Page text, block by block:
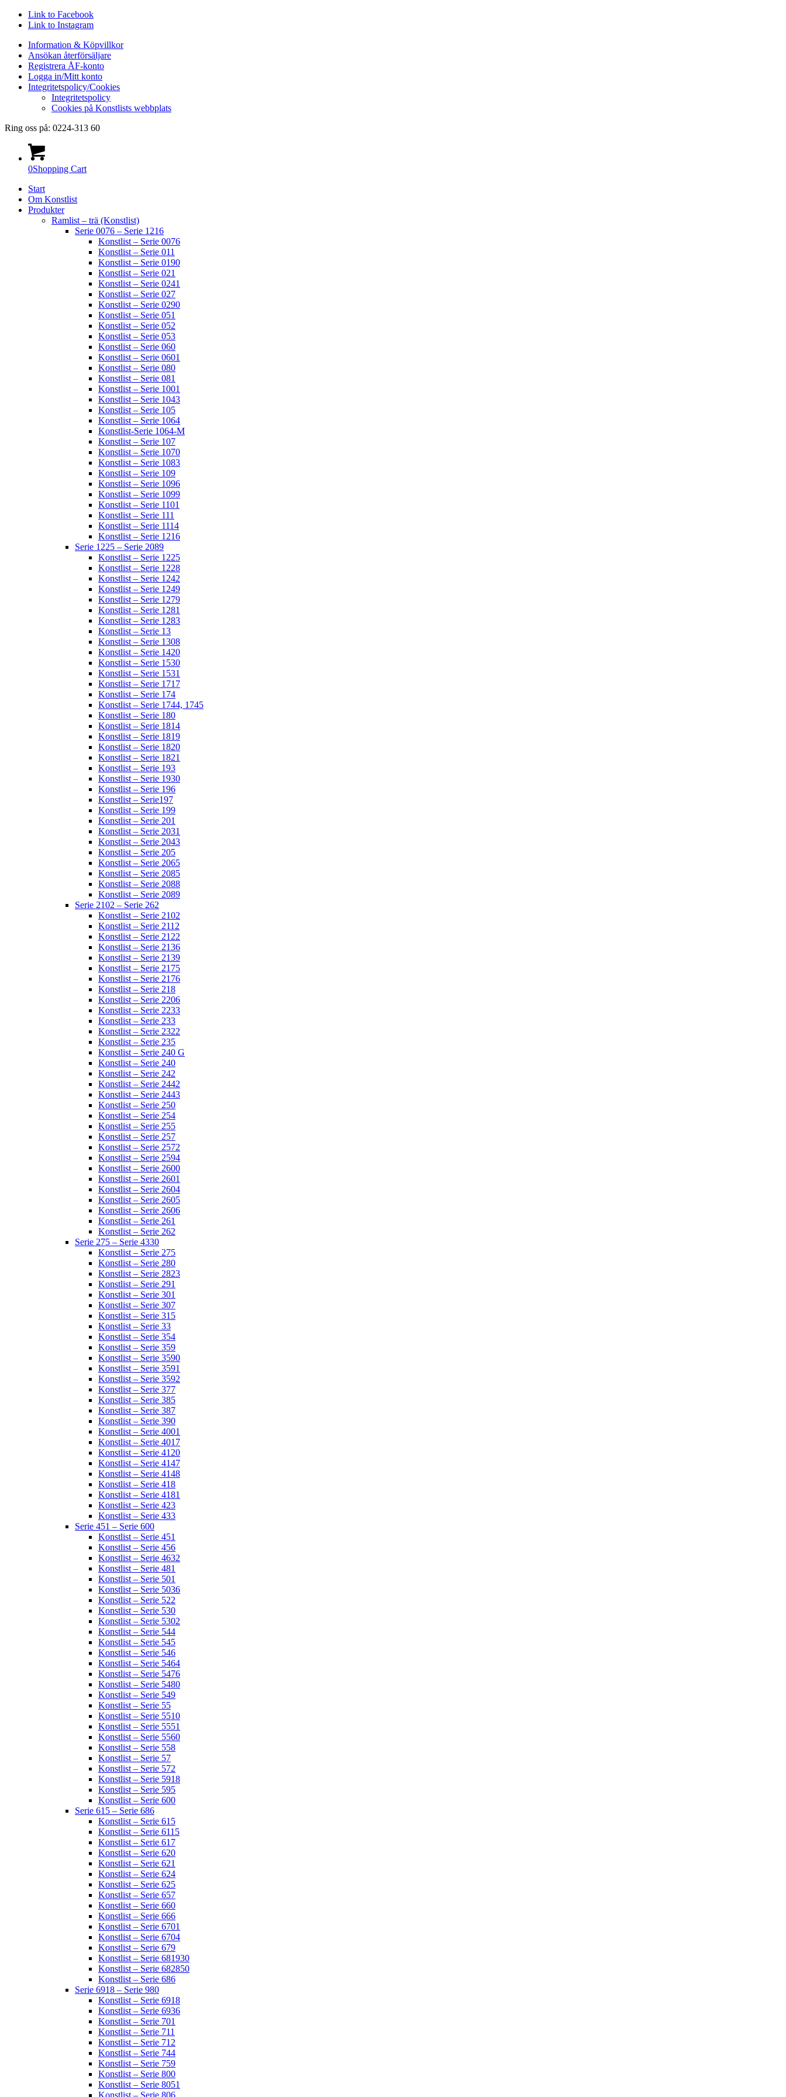
Link to Facebook
Link to Instagram
Information & Köpvillkor
Ansökan återförsäljare
Registrera ÅF-konto
Logga in/Mitt konto
Integritetspolicy/Cookies
Integritetspolicy
Cookies på Konstlists webbplats
Ring oss på: 0224-313 60
0Shopping Cart
Start
Om Konstlist
Produkter
Ramlist – trä (Konstlist)
Serie 0076 – Serie 1216
Konstlist – Serie 0076
Konstlist – Serie 011
Konstlist – Serie 0190
Konstlist – Serie 021
Konstlist – Serie 0241
Konstlist – Serie 027
Konstlist – Serie 0290
Konstlist – Serie 051
Konstlist – Serie 052
Konstlist – Serie 053
Konstlist – Serie 060
Konstlist – Serie 0601
Konstlist – Serie 080
Konstlist – Serie 081
Konstlist – Serie 1001
Konstlist – Serie 1043
Konstlist – Serie 105
Konstlist – Serie 1064
Konstlist-Serie 1064-M
Konstlist – Serie 107
Konstlist – Serie 1070
Konstlist – Serie 1083
Konstlist – Serie 109
Konstlist – Serie 1096
Konstlist – Serie 1099
Konstlist – Serie 1101
Konstlist – Serie 111
Konstlist – Serie 1114
Konstlist – Serie 1216
Serie 1225 – Serie 2089
Konstlist – Serie 1225
Konstlist – Serie 1228
Konstlist – Serie 1242
Konstlist – Serie 1249
Konstlist – Serie 1279
Konstlist – Serie 1281
Konstlist – Serie 1283
Konstlist – Serie 13
Konstlist – Serie 1308
Konstlist – Serie 1420
Konstlist – Serie 1530
Konstlist – Serie 1531
Konstlist – Serie 1717
Konstlist – Serie 174
Konstlist – Serie 1744, 1745
Konstlist – Serie 180
Konstlist – Serie 1814
Konstlist – Serie 1819
Konstlist – Serie 1820
Konstlist – Serie 1821
Konstlist – Serie 193
Konstlist – Serie 1930
Konstlist – Serie 196
Konstlist – Serie197
Konstlist – Serie 199
Konstlist – Serie 201
Konstlist – Serie 2031
Konstlist – Serie 2043
Konstlist – Serie 205
Konstlist – Serie 2065
Konstlist – Serie 2085
Konstlist – Serie 2088
Konstlist – Serie 2089
Serie 2102 – Serie 262
Konstlist – Serie 2102
Konstlist – Serie 2112
Konstlist – Serie 2122
Konstlist – Serie 2136
Konstlist – Serie 2139
Konstlist – Serie 2175
Konstlist – Serie 2176
Konstlist – Serie 218
Konstlist – Serie 2206
Konstlist – Serie 2233
Konstlist – Serie 233
Konstlist – Serie 2322
Konstlist – Serie 235
Konstlist – Serie 240 G
Konstlist – Serie 240
Konstlist – Serie 242
Konstlist – Serie 2442
Konstlist – Serie 2443
Konstlist – Serie 250
Konstlist – Serie 254
Konstlist – Serie 255
Konstlist – Serie 257
Konstlist – Serie 2572
Konstlist – Serie 2594
Konstlist – Serie 2600
Konstlist – Serie 2601
Konstlist – Serie 2604
Konstlist – Serie 2605
Konstlist – Serie 2606
Konstlist – Serie 261
Konstlist – Serie 262
Serie 275 – Serie 4330
Konstlist – Serie 275
Konstlist – Serie 280
Konstlist – Serie 2823
Konstlist – Serie 291
Konstlist – Serie 301
Konstlist – Serie 307
Konstlist – Serie 315
Konstlist – Serie 33
Konstlist – Serie 354
Konstlist – Serie 359
Konstlist – Serie 3590
Konstlist – Serie 3591
Konstlist – Serie 3592
Konstlist – Serie 377
Konstlist – Serie 385
Konstlist – Serie 387
Konstlist – Serie 390
Konstlist – Serie 4001
Konstlist – Serie 4017
Konstlist – Serie 4120
Konstlist – Serie 4147
Konstlist – Serie 4148
Konstlist – Serie 418
Konstlist – Serie 4181
Konstlist – Serie 423
Konstlist – Serie 433
Serie 451 – Serie 600
Konstlist – Serie 451
Konstlist – Serie 456
Konstlist – Serie 4632
Konstlist – Serie 481
Konstlist – Serie 501
Konstlist – Serie 5036
Konstlist – Serie 522
Konstlist – Serie 530
Konstlist – Serie 5302
Konstlist – Serie 544
Konstlist – Serie 545
Konstlist – Serie 546
Konstlist – Serie 5464
Konstlist – Serie 5476
Konstlist – Serie 5480
Konstlist – Serie 549
Konstlist – Serie 55
Konstlist – Serie 5510
Konstlist – Serie 5551
Konstlist – Serie 5560
Konstlist – Serie 558
Konstlist – Serie 57
Konstlist – Serie 572
Konstlist – Serie 5918
Konstlist – Serie 595
Konstlist – Serie 600
Serie 615 – Serie 686
Konstlist – Serie 615
Konstlist – Serie 6115
Konstlist – Serie 617
Konstlist – Serie 620
Konstlist – Serie 621
Konstlist – Serie 624
Konstlist – Serie 625
Konstlist – Serie 657
Konstlist – Serie 660
Konstlist – Serie 666
Konstlist – Serie 6701
Konstlist – Serie 6704
Konstlist – Serie 679
Konstlist – Serie 681930
Konstlist – Serie 682850
Konstlist – Serie 686
Serie 6918 – Serie 980
Konstlist – Serie 6918
Konstlist – Serie 6936
Konstlist – Serie 701
Konstlist – Serie 711
Konstlist – Serie 712
Konstlist – Serie 744
Konstlist – Serie 759
Konstlist – Serie 800
Konstlist – Serie 8051
Konstlist – Serie 806